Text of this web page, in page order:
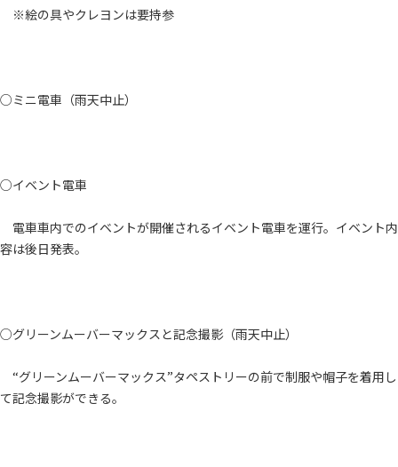
※絵の具やクレヨンは要持参
○ミニ電車（雨天中止）
○イベント電車
電車車内でのイベントが開催されるイベント電車を運行。イベント内
容は後日発表。
○グリーンムーバーマックスと記念撮影（雨天中止）
“グリーンムーバーマックス”タペストリーの前で制服や帽子を着用し
て記念撮影ができる。